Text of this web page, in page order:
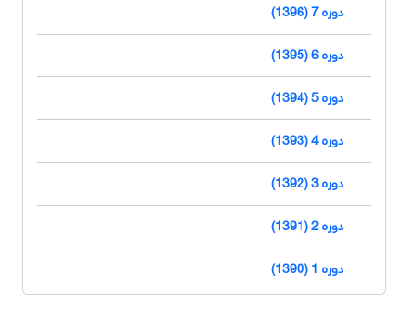
دوره 7 (1396)
دوره 6 (1395)
دوره 5 (1394)
دوره 4 (1393)
دوره 3 (1392)
دوره 2 (1391)
دوره 1 (1390)